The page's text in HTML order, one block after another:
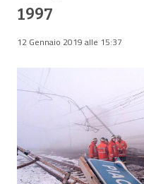
1997
12 Gennaio 2019 alle 15:37